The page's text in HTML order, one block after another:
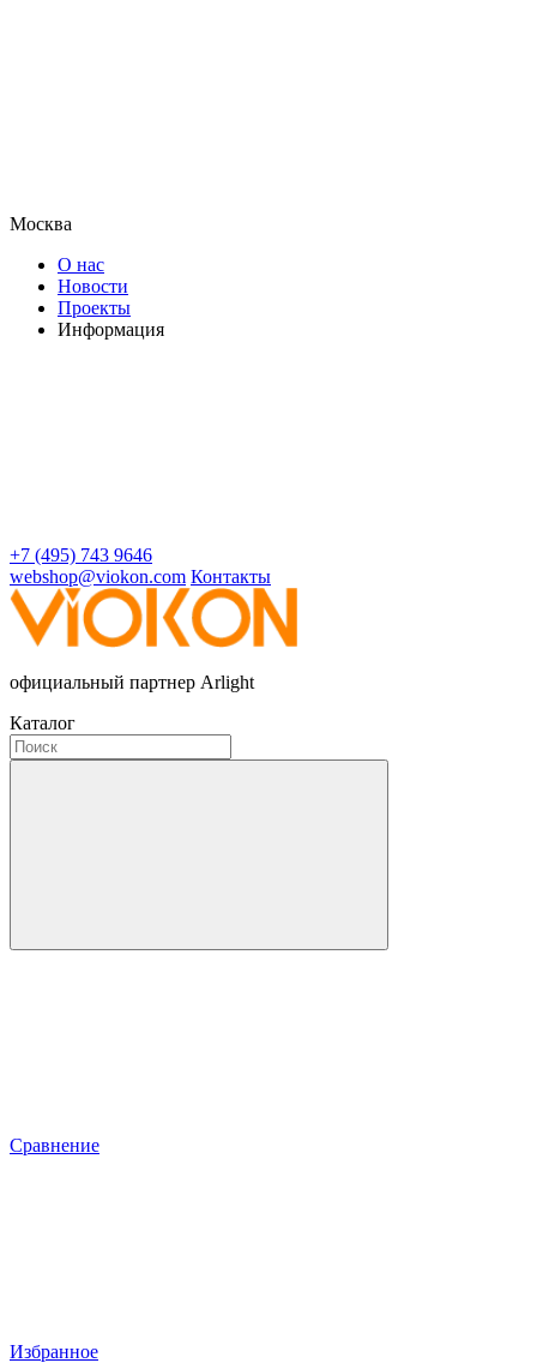
Москва
О нас
Новости
Проекты
Информация
+7 (495) 743 9646
webshop@viokon.com Контакты
официальный партнер Arlight
Каталог
Сравнение
Избранное